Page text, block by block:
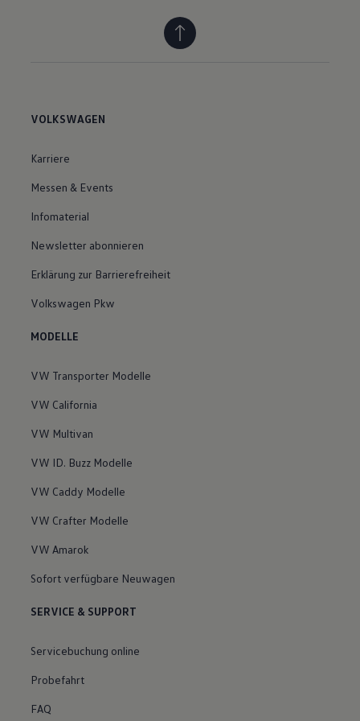
VOLKSWAGEN
Karriere
Messen & Events
Infomaterial
Newsletter abonnieren
Erklärung zur Barrierefreiheit
Volkswagen Pkw
MODELLE
VW Transporter Modelle
VW California
VW Multivan
VW ID. Buzz Modelle
VW Caddy Modelle
VW Crafter Modelle
VW Amarok
Sofort verfügbare Neuwagen
SERVICE & SUPPORT
Servicebuchung online
Probefahrt
FAQ